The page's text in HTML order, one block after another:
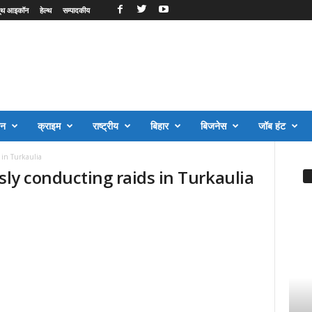
आइकॉन हेल्थ सम्पादकीय
क्राइम राष्ट्रीय बिहार बिजनेस जॉब हंट
in Turkaulia
conducting raids in Turkaulia